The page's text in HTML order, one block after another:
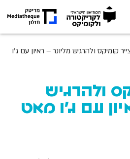
קומיקס ולהרגיש מליונר – ראיון עם ג'ו
ולהרגיש
עם ג'ו מאט